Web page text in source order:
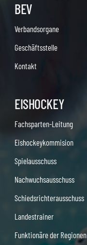
BEV
Verbandsorgane
Geschäftsstelle
Kontakt
EISHOCKEY
Fachsparten-Leitung
Eishockeykommision
Spielausschuss
Nachwuchsausschuss
Schiedsrichterausschuss
Landestrainer
Funktionäre der Regionen